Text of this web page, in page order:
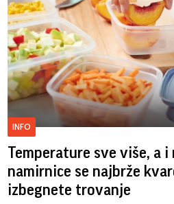
INFO
Temperature sve više, a
namirnice se najbrže
izbegnete trovanje